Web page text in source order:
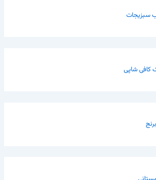
سبزیجات
کافی شاپی